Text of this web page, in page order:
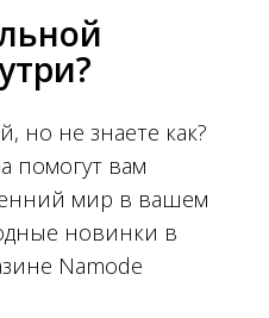
но не знаете как?
помогут вам
мир в вашем
новинки в
Namode